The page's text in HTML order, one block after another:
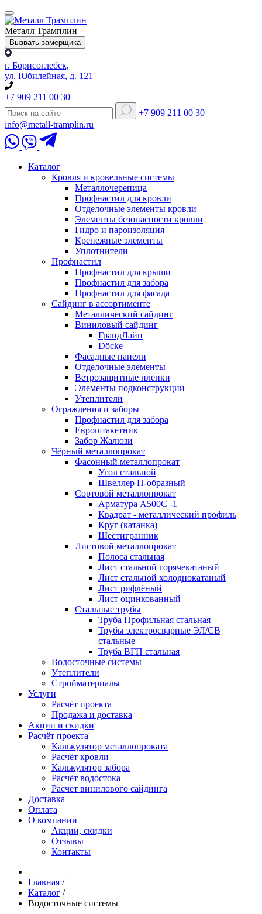
Металл Трамплин
Вызвать замерщика
г. Борисоглебск,
ул. Юбилейная, д. 121
+7 909 211 00 30
+7 909 211 00 30
info@metall-tramplin.ru
Каталог
Кровля и кровельные системы
Металлочерепица
Профнастил для кровли
Отделочные элементы кровли
Элементы безопасности кровли
Гидро и пароизоляция
Крепежные элементы
Уплотнители
Профнастил
Профнастил для крыши
Профнастил для забора
Профнастил для фасада
Сайдинг в ассортименте
Металлический сайдинг
Виниловый сайдинг
ГрандЛайн
Döcke
Фасадные панели
Отделочные элементы
Ветрозащитные пленки
Элементы подконструкции
Утеплители
Ограждения и заборы
Профнастил для забора
Евроштакетник
Забор Жалюзи
Чёрный металлопрокат
Фасонный металлопрокат
Угол стальной
Швеллер П-образный
Сортовой металлопрокат
Арматура А500С -1
Квадрат - металлический профиль
Круг (катанка)
Шестигранник
Листовой металлопрокат
Полоса стальная
Лист стальной горячекатаный
Лист стальной холоднокатаный
Лист рифлёный
Лист оцинкованный
Стальные трубы
Труба Профильная стальная
Трубы электросварные ЭЛ/СВ
стальные
Труба ВГП стальная
Водосточные системы
Утеплители
Стройматериалы
Услуги
Расчёт проекта
Продажа и доставка
Акции и скидки
Расчёт проекта
Калькулятор металлопроката
Расчёт кровли
Калькулятор забора
Расчёт водостока
Расчёт винилового сайдинга
Доставка
Оплата
О компании
Акции, скидки
Отзывы
Контакты
Главная /
Каталог /
Водосточные системы